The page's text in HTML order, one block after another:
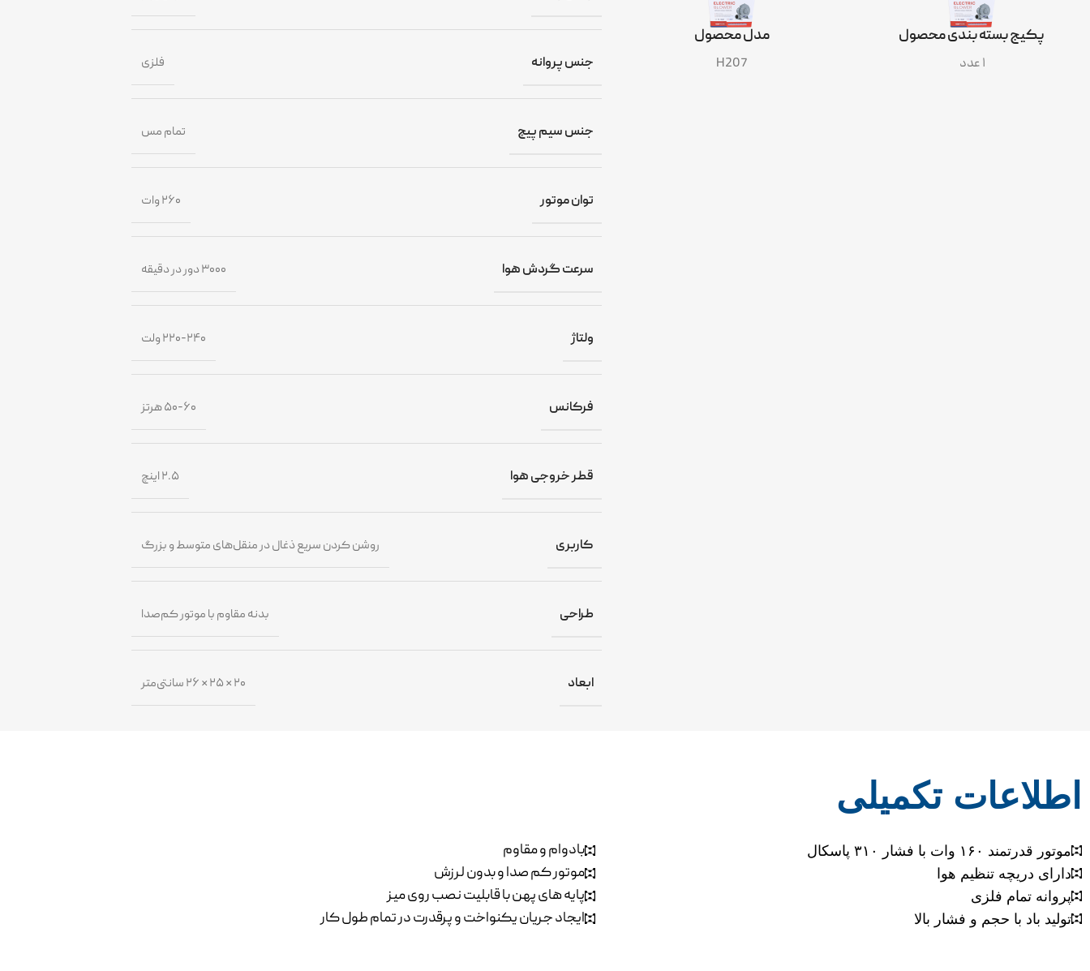
پکیج بسته بندی محصول
۱ عدد
مدل محصول
H207 جنس پروانه فلزی
جنس سیم پیچ تمام مس
توان موتور ۲۶۰ وات
سرعت گردش هوا ۳۰۰۰ دور در دقیقه
ولتاژ ۲۲۰-۲۴۰ ولت
فرکانس ۵۰-۶۰ هرتز
قطر خروجی هوا ۲.۵ اینچ
کاربری روشن کردن سریع ذغال در منقل‌های متوسط و بزرگ
طراحی بدنه مقاوم با موتور کم‌صدا
ابعاد ۲۰ × ۲۵ × ۲۶ سانتی‌متر
اطلاعات تکمیلی
موتور قدرتمند ۱۶۰ وات با فشار ۳۱۰ پاسکال
دارای دریچه تنظیم هوا
پروانه تمام فلزی
تولید باد با حجم و فشار بالا
بادوام و مقاوم
موتور کم صدا و بدون لرزش
پایه های پهن با قابلیت نصب روی میز
ایجاد جریان یکنواخت و پرقدرت در تمام طول کار